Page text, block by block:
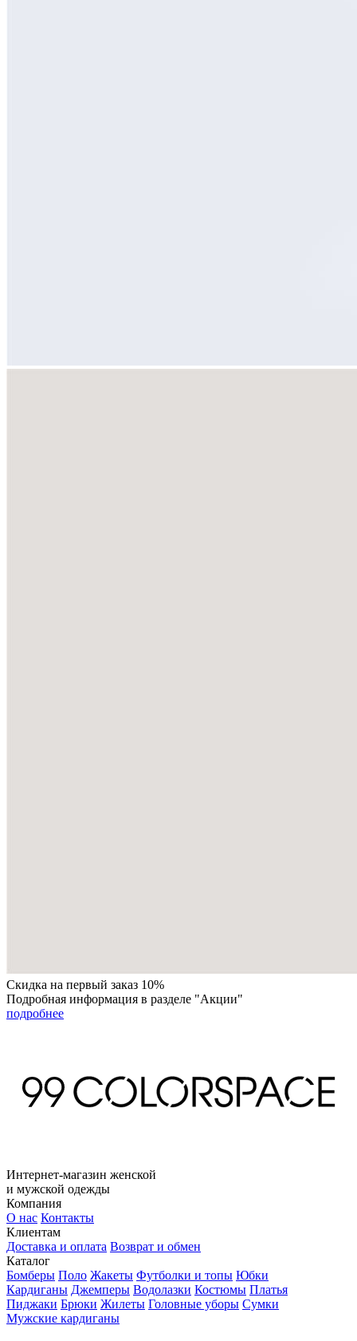
Скидка на первый заказ 10%
Подробная информация в разделе "Акции"
подробнее
Интернет-магазин женской
и мужской одежды
Компания
О нас Контакты
Клиентам
Доставка и оплата Возврат и обмен
Каталог
Бомберы Поло Жакеты Футболки и топы Юбки
Кардиганы Джемперы Водолазки Костюмы Платья
Пиджаки Брюки Жилеты Головные уборы Сумки
Мужские кардиганы